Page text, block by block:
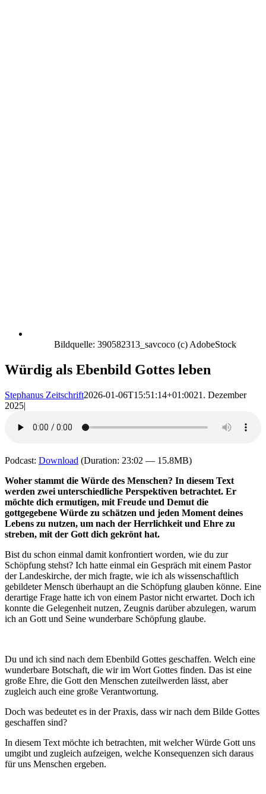
Bildquelle: 390582313_savcoco (c) AdobeStock
Würdig als Ebenbild Gottes leben
Stephanus Zeitschrift2026-01-06T15:51:14+01:0021. Dezember
2025|
Podcast: Download (Duration: 23:02 — 15.8MB)
Woher stammt die Würde des Menschen? In diesem Text
werden zwei unterschiedliche Perspektiven betrachtet. Er
möchte dich ermutigen, mit Freude und Demut die
gottgegebene Würde zu schätzen und jeden Moment deines
Lebens zu nutzen, um nach der Herrlichkeit und Ehre zu
streben, mit der Gott dich gekrönt hat.
Bist du schon einmal damit konfrontiert worden, wie du zur
Schöpfung stehst? Ich hatte einmal ein Gespräch mit einem Pastor
der Landeskirche, der mich fragte, wie ich als wissenschaftlich
gebildeter Mensch überhaupt an die Schöpfung glauben könne. Eine
derartige Frage hatte ich von einem Pastor nicht erwartet. Doch ich
konnte die Gelegenheit nutzen, Zeugnis darüber abzulegen, warum
ich an Gott und Seine wunderbare Schöpfung glaube.
Du und ich sind nach dem Ebenbild Gottes geschaffen. Welch eine
wunderbare Botschaft, die wir im Wort Gottes finden. Das ist eine
große Ehre, die Gott den Menschen zuteilwerden lässt, aber
zugleich auch eine große Verantwortung.
Doch was bedeutet es in der Praxis, dass wir nach dem Bilde Gottes
geschaffen sind?
In diesem Text möchte ich betrachten, mit welcher Würde Gott uns
umgibt und zugleich aufzeigen, welche Konsequenzen sich daraus
für uns Menschen ergeben.